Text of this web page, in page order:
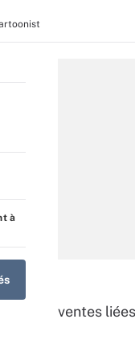
à
ventes liées